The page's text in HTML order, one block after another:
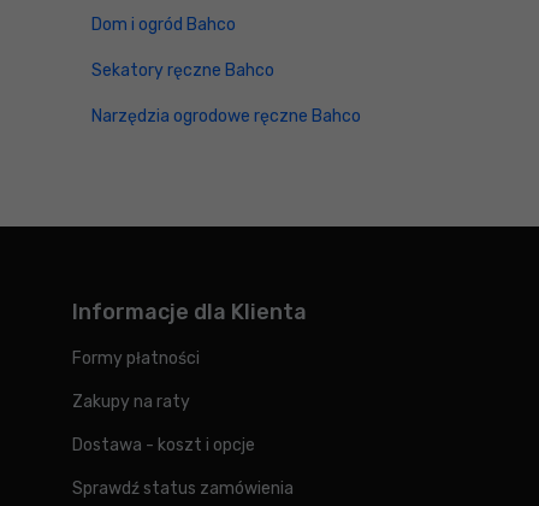
Dom i ogród Bahco
Sekatory ręczne Bahco
Narzędzia ogrodowe ręczne Bahco
Informacje dla Klienta
Formy płatności
Zakupy na raty
Dostawa - koszt i opcje
Sprawdź status zamówienia